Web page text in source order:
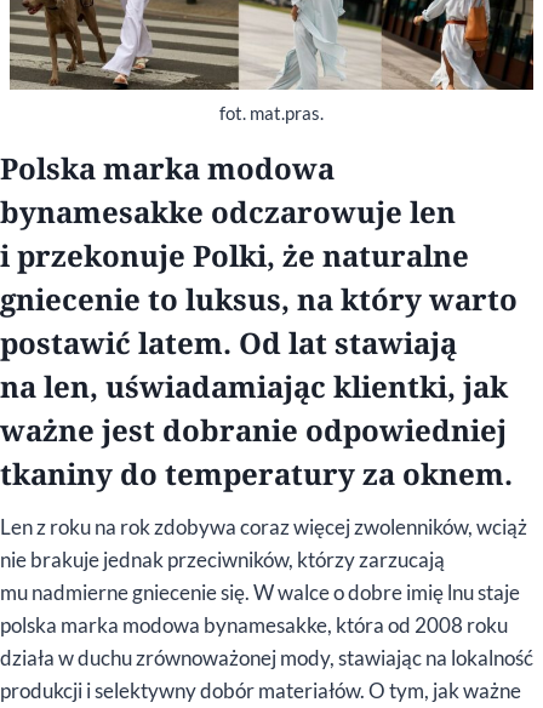
fot. mat.pras.
Polska marka modowa
bynamesakke odczarowuje len
i przekonuje Polki, że naturalne
gniecenie to luksus, na który warto
postawić latem. Od lat stawiają
na len, uświadamiając klientki, jak
ważne jest dobranie odpowiedniej
tkaniny do temperatury za oknem.
Len z roku na rok zdobywa coraz więcej zwolenników, wciąż
nie brakuje jednak przeciwników, którzy zarzucają
mu nadmierne gniecenie się. W walce o dobre imię lnu staje
polska marka modowa bynamesakke, która od 2008 roku
działa w duchu zrównoważonej mody, stawiając na lokalność
produkcji i selektywny dobór materiałów. O tym, jak ważne